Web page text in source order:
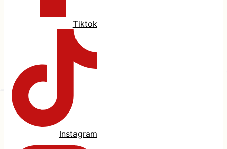
Tiktok
Instagram